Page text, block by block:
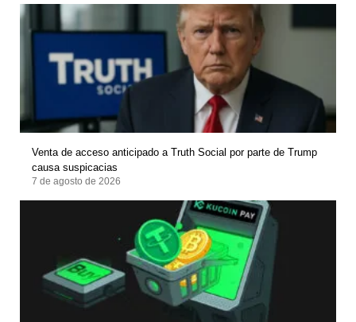
Venta de acceso anticipado a Truth Social por parte de Trump
causa suspicacias
7 de agosto de 2026